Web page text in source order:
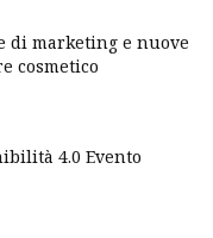
di marketing e nuove
cosmetico
4.0 Evento